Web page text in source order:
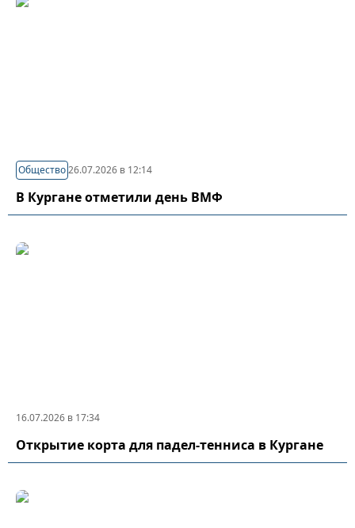
Общество26.07.2026 в 12:14
В Кургане отметили день ВМФ
16.07.2026 в 17:34
Открытие корта для падел-тенниса в Кургане